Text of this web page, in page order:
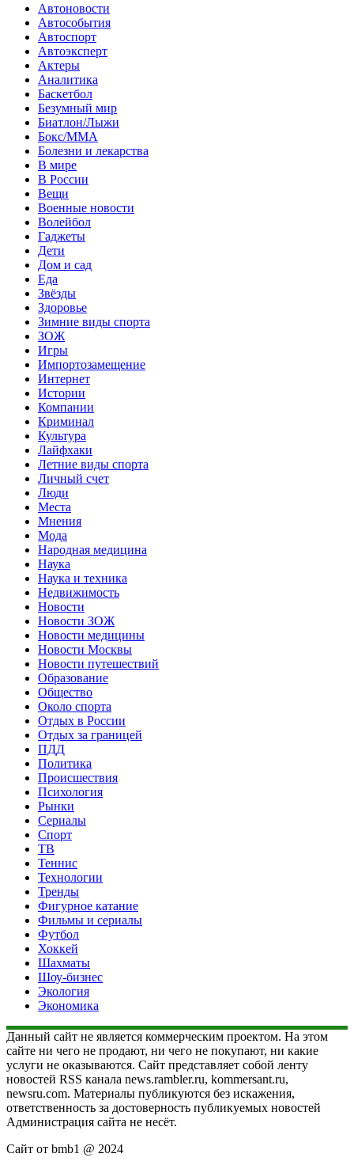
Автоновости
Автособытия
Автоспорт
Автоэксперт
Актеры
Аналитика
Баскетбол
Безумный мир
Биатлон/Лыжи
Бокс/MMA
Болезни и лекарства
В мире
В России
Вещи
Военные новости
Волейбол
Гаджеты
Дети
Дом и сад
Еда
Звёзды
Здоровье
Зимние виды спорта
ЗОЖ
Игры
Импортозамещение
Интернет
Истории
Компании
Криминал
Культура
Лайфхаки
Летние виды спорта
Личный счет
Люди
Места
Мнения
Мода
Народная медицина
Наука
Наука и техника
Недвижимость
Новости
Новости ЗОЖ
Новости медицины
Новости Москвы
Новости путешествий
Образование
Общество
Около спорта
Отдых в России
Отдых за границей
ПДД
Политика
Происшествия
Психология
Рынки
Сериалы
Спорт
ТВ
Теннис
Технологии
Тренды
Фигурное катание
Фильмы и сериалы
Футбол
Хоккей
Шахматы
Шоу-бизнес
Экология
Экономика
Данный сайт не является коммерческим проектом. На этом
сайте ни чего не продают, ни чего не покупают, ни какие
услуги не оказываются. Сайт представляет собой ленту
новостей RSS канала news.rambler.ru, kommersant.ru,
newsru.com. Материалы публикуются без искажения,
ответственность за достоверность публикуемых новостей
Администрация сайта не несёт.
Сайт от bmb1 @ 2024